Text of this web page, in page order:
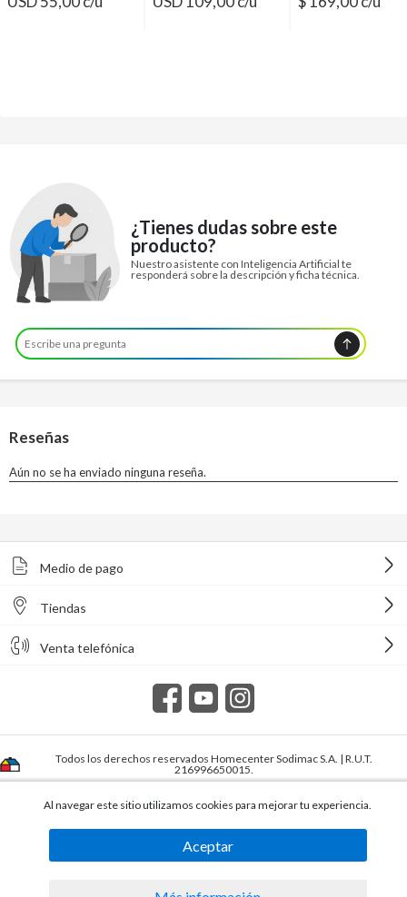
¿Tienes dudas sobre este
producto?
Nuestro asistente con Inteligencia Artificial te
responderá sobre la descripción y ficha técnica.
Medio de pago
Tiendas
Venta telefónica
Todos los derechos reservados Homecenter Sodimac S.A. | R.U.T.
216996650015.
Al navegar este sitio utilizamos cookies para mejorar tu experiencia.
Aceptar